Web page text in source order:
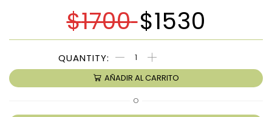
$1700 $1530
AÑADIR AL CARRITO
O